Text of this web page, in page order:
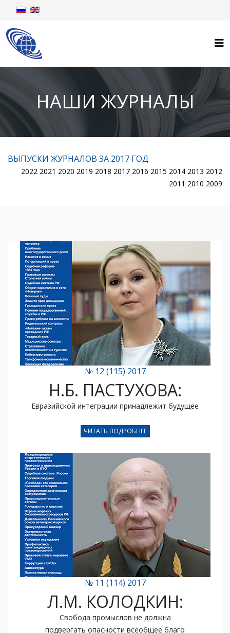
НАШИ ЖУРНАЛЫ
ВЫПУСКИ ЖУРНАЛОВ ЗА 2017 ГОД
2022 2021 2020 2019 2018 2017 2016 2015 2014 2013 2012
2011 2010 2009
№ 12 (115) 2017
Н.Б. ПАСТУХОВА:
Евразийской интеграции принадлежит будущее
ЧИТАТЬ ПОДРОБНЕЕ
№ 11 (114) 2017
Л.М. КОЛОДКИН:
Свобода промыслов не должна
подвергать опасности всеобщее благо